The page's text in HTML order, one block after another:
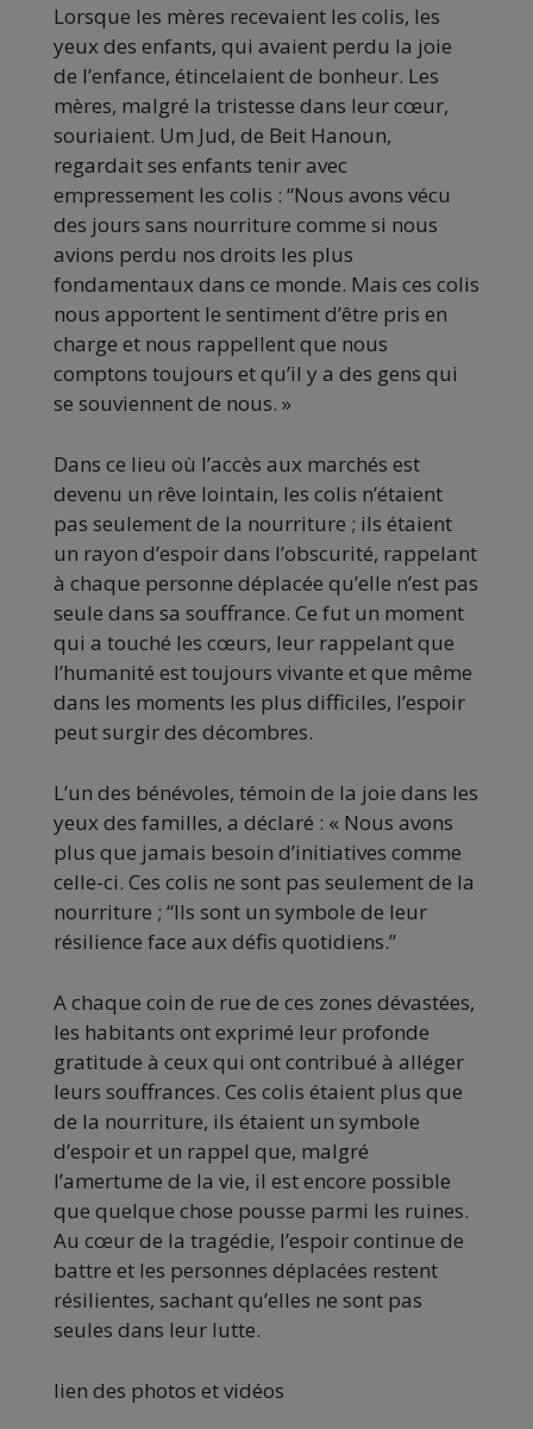
Lorsque les mères recevaient les colis, les
yeux des enfants, qui avaient perdu la joie
de l’enfance, étincelaient de bonheur. Les
mères, malgré la tristesse dans leur cœur,
souriaient. Um Jud, de Beit Hanoun,
regardait ses enfants tenir avec
empressement les colis : “Nous avons vécu
des jours sans nourriture comme si nous
avions perdu nos droits les plus
fondamentaux dans ce monde. Mais ces colis
nous apportent le sentiment d’être pris en
charge et nous rappellent que nous
comptons toujours et qu’il y a des gens qui
se souviennent de nous. »
Dans ce lieu où l’accès aux marchés est
devenu un rêve lointain, les colis n’étaient
pas seulement de la nourriture ; ils étaient
un rayon d’espoir dans l’obscurité, rappelant
à chaque personne déplacée qu’elle n’est pas
seule dans sa souffrance. Ce fut un moment
qui a touché les cœurs, leur rappelant que
l’humanité est toujours vivante et que même
dans les moments les plus difficiles, l’espoir
peut surgir des décombres.
L’un des bénévoles, témoin de la joie dans les
yeux des familles, a déclaré : « Nous avons
plus que jamais besoin d’initiatives comme
celle-ci. Ces colis ne sont pas seulement de la
nourriture ; “Ils sont un symbole de leur
résilience face aux défis quotidiens.”
A chaque coin de rue de ces zones dévastées,
les habitants ont exprimé leur profonde
gratitude à ceux qui ont contribué à alléger
leurs souffrances. Ces colis étaient plus que
de la nourriture, ils étaient un symbole
d’espoir et un rappel que, malgré
l’amertume de la vie, il est encore possible
que quelque chose pousse parmi les ruines.
Au cœur de la tragédie, l’espoir continue de
battre et les personnes déplacées restent
résilientes, sachant qu’elles ne sont pas
seules dans leur lutte.
lien des photos et vidéos